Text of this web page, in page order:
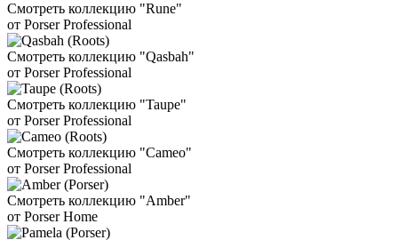
Смотреть коллекцию "Rune"
от Porser Professional
Смотреть коллекцию "Qasbah"
от Porser Professional
Смотреть коллекцию "Taupe"
от Porser Professional
Смотреть коллекцию "Cameo"
от Porser Professional
Смотреть коллекцию "Amber"
от Porser Home